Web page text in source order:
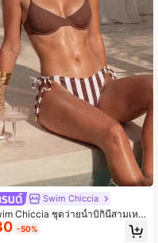
Swim Chiccia
Chiccia ชุดว่ายน้ำบิกินี่สามเหลี่
กข้างประดับลูกปัดลายดอกไม้ลาย
สีน้ำตาลหรูหราสำหรับผู้หญิง เหมา
-50%